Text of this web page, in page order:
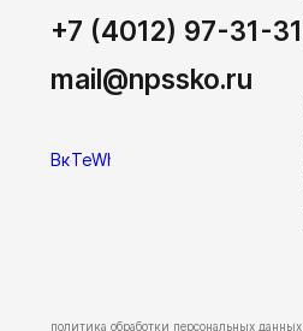
+7 (4012) 97-31-31
mail@npssko.ru
политика обработки персональных данных